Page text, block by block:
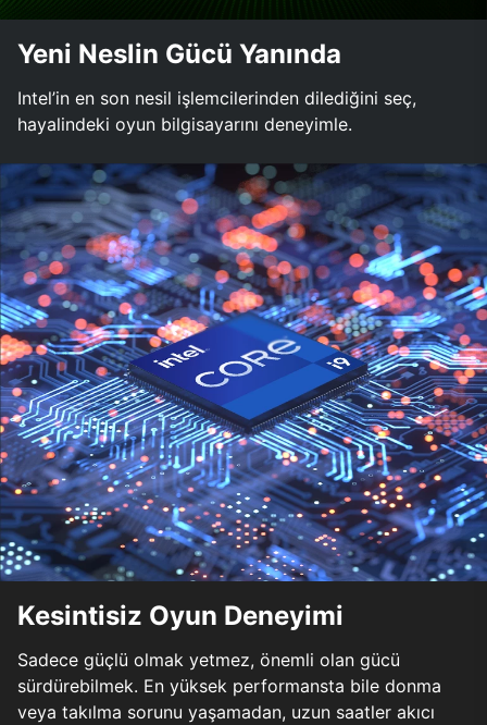
Yeni Neslin Gücü Yanında
Intel’in en son nesil işlemcilerinden dilediğini seç,
hayalindeki oyun bilgisayarını deneyimle.
Kesintisiz Oyun Deneyimi
Sadece güçlü olmak yetmez, önemli olan gücü
sürdürebilmek. En yüksek performansta bile donma
veya takılma sorunu yaşamadan, uzun saatler akıcı